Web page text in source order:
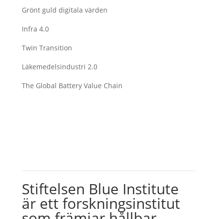
Grönt guld digitala värden
Infra 4.0
Twin Transition
Läkemedelsindustri 2.0
The Global Battery Value Chain
Stiftelsen Blue Institute
är ett forskningsinstitut